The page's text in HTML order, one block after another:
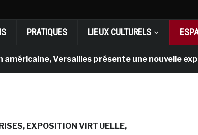
PRATIQUES LIEUX CULTURELS
Versailles présente une nouvelle
EXPOSITION VIRTUELLE